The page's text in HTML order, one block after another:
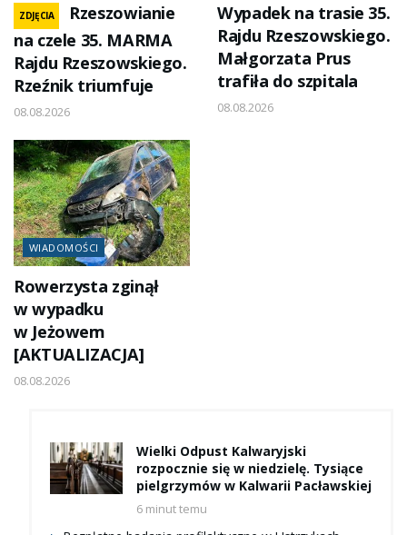
ZDJĘCIA
Rzeszowianie
na czele 35. MARMA
Rajdu Rzeszowskiego.
Rzeźnik triumfuje
08.08.2026
Wypadek na trasie 35.
Rajdu Rzeszowskiego.
Małgorzata Prus
trafiła do szpitala
08.08.2026
WIADOMOŚCI
Rowerzysta zginął
w wypadku
w Jeżowem
[AKTUALIZACJA]
08.08.2026
Wielki Odpust Kalwaryjski
rozpocznie się w niedzielę. Tysiące
pielgrzymów w Kalwarii Pacławskiej
6 minut temu